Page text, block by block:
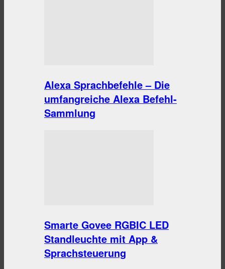
Alexa Sprachbefehle – Die
umfangreiche Alexa Befehl-
Sammlung
Smarte Govee RGBIC LED
Standleuchte mit App &
Sprachsteuerung